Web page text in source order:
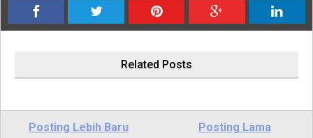
Related Posts
Posting Lebih Baru Posting Lama